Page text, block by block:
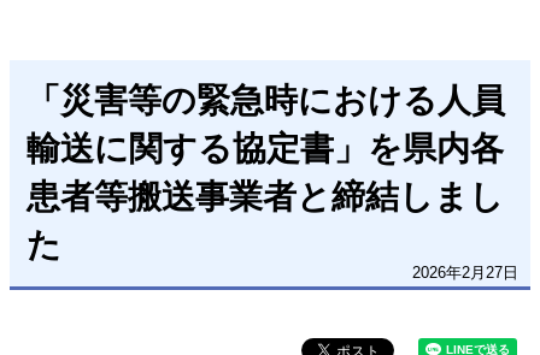
「災害等の緊急時における人員
輸送に関する協定書」を県内各
患者等搬送事業者と締結しまし
た
2026年2月27日